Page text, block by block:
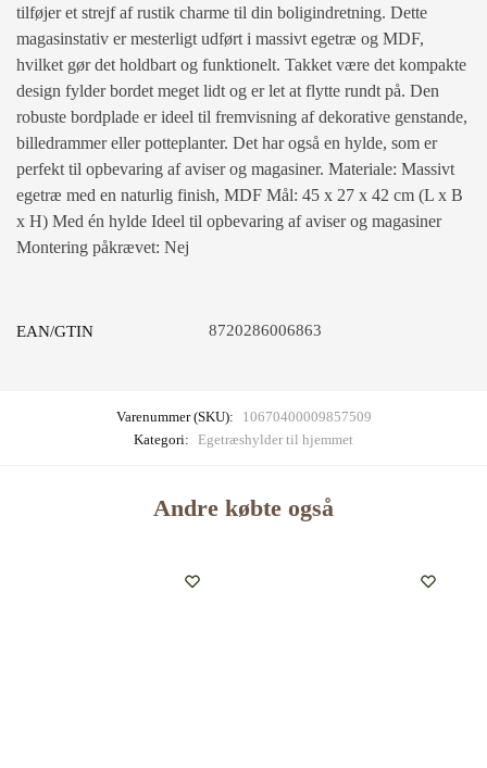
tilføjer et strejf af rustik charme til din boligindretning. Dette
magasinstativ er mesterligt udført i massivt egetræ og MDF,
hvilket gør det holdbart og funktionelt. Takket være det kompakte
design fylder bordet meget lidt og er let at flytte rundt på. Den
robuste bordplade er ideel til fremvisning af dekorative genstande,
billedrammer eller potteplanter. Det har også en hylde, som er
perfekt til opbevaring af aviser og magasiner. Materiale: Massivt
egetræ med en naturlig finish, MDF Mål: 45 x 27 x 42 cm (L x B
x H) Med én hylde Ideel til opbevaring af aviser og magasiner
Montering påkrævet: Nej
EAN/GTIN 8720286006863
Varenummer (SKU):
10670400009857509
Kategori: Egetræshylder til hjemmet
Andre købte også